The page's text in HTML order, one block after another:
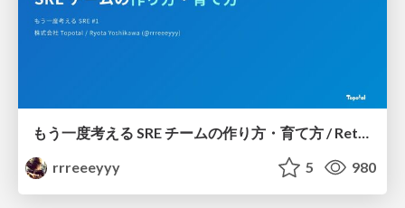
もう一度考える SRE チームの作り方・育て方 / Rethinking SRE #1: Building and Growing SRE Teams
rrreeeyyy
5 980